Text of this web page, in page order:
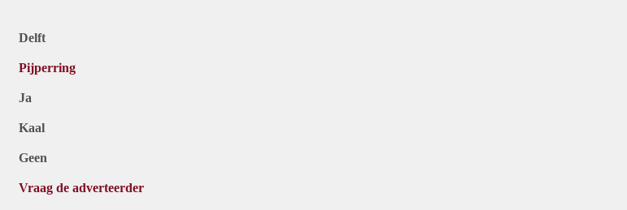
Delft
Pijperring
Ja
Kaal
Geen
Vraag de adverteerder